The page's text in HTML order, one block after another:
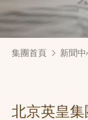
集團首頁 新聞
北京英皇